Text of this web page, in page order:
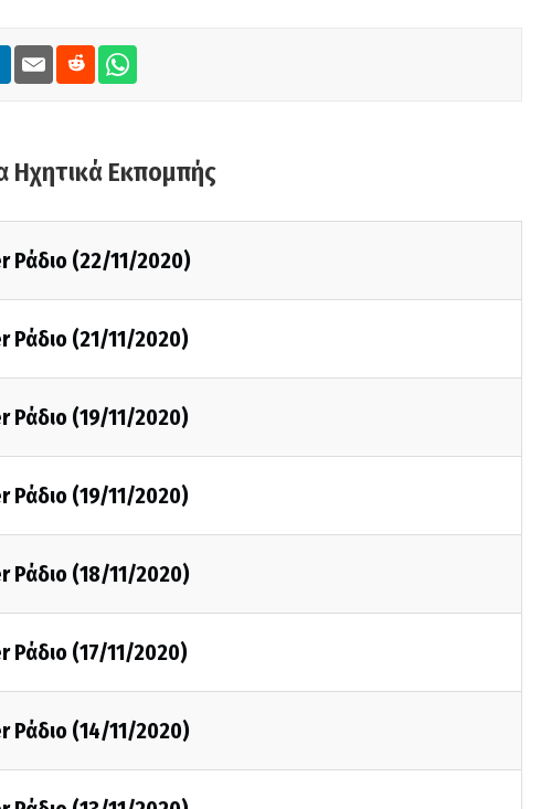
Ηχητικά Εκπομπής
Ράδιο (22/11/2020)
Ράδιο (21/11/2020)
Ράδιο (19/11/2020)
Ράδιο (19/11/2020)
Ράδιο (18/11/2020)
Ράδιο (17/11/2020)
Ράδιο (14/11/2020)